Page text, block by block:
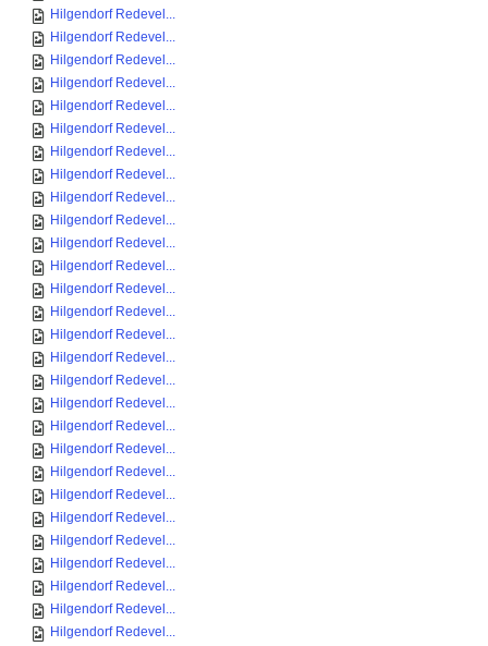
Hilgendorf Redevel...
Hilgendorf Redevel...
Hilgendorf Redevel...
Hilgendorf Redevel...
Hilgendorf Redevel...
Hilgendorf Redevel...
Hilgendorf Redevel...
Hilgendorf Redevel...
Hilgendorf Redevel...
Hilgendorf Redevel...
Hilgendorf Redevel...
Hilgendorf Redevel...
Hilgendorf Redevel...
Hilgendorf Redevel...
Hilgendorf Redevel...
Hilgendorf Redevel...
Hilgendorf Redevel...
Hilgendorf Redevel...
Hilgendorf Redevel...
Hilgendorf Redevel...
Hilgendorf Redevel...
Hilgendorf Redevel...
Hilgendorf Redevel...
Hilgendorf Redevel...
Hilgendorf Redevel...
Hilgendorf Redevel...
Hilgendorf Redevel...
Hilgendorf Redevel...